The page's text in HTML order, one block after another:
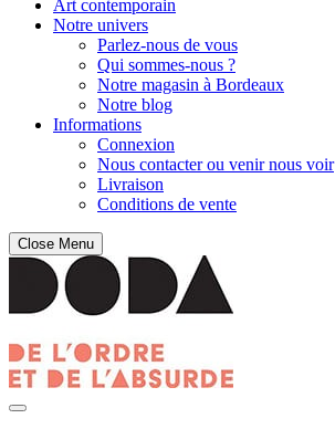
Art contemporain
Notre univers
Parlez-nous de vous
Qui sommes-nous ?
Notre magasin à Bordeaux
Notre blog
Informations
Connexion
Nous contacter ou venir nous voir
Livraison
Conditions de vente
Close Menu